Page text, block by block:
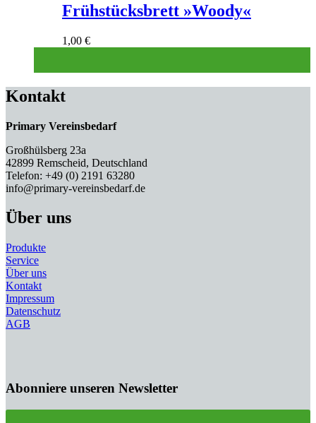
Frühstücksbrett »Woody«
1,00 €
Kontakt
Primary Vereinsbedarf
Großhülsberg 23a
42899 Remscheid, Deutschland
Telefon: +49 (0) 2191 63280
info@primary-vereinsbedarf.de
Über uns
Produkte
Service
Über uns
Kontakt
Impressum
Datenschutz
AGB
Abonniere unseren Newsletter